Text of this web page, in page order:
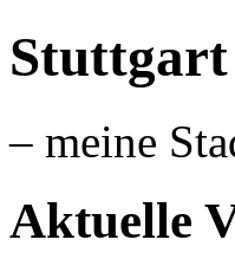
Stuttgart
– meine
Aktuelle